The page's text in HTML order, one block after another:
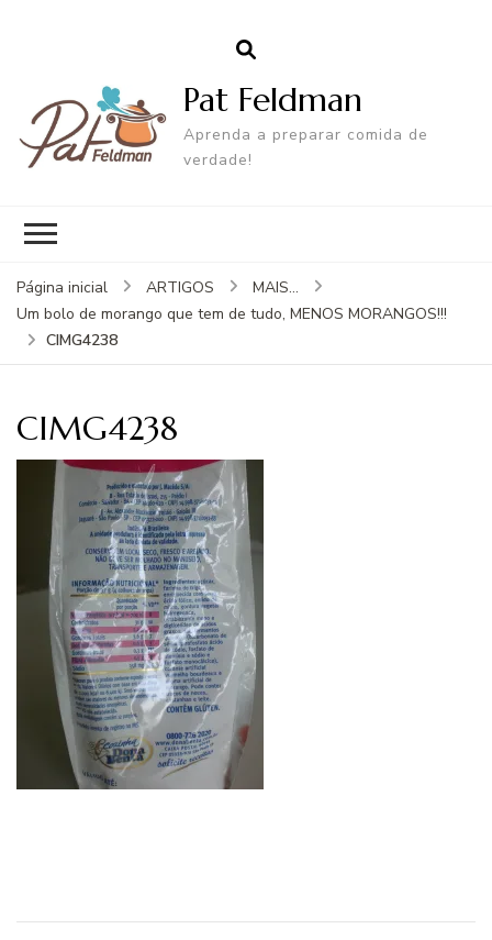
Pat Feldman
Aprenda a preparar comida de
verdade!
Página inicial ARTIGOS
MAIS...
Um bolo de morango que tem de tudo, MENOS MORANGOS!!!
CIMG4238
CIMG4238